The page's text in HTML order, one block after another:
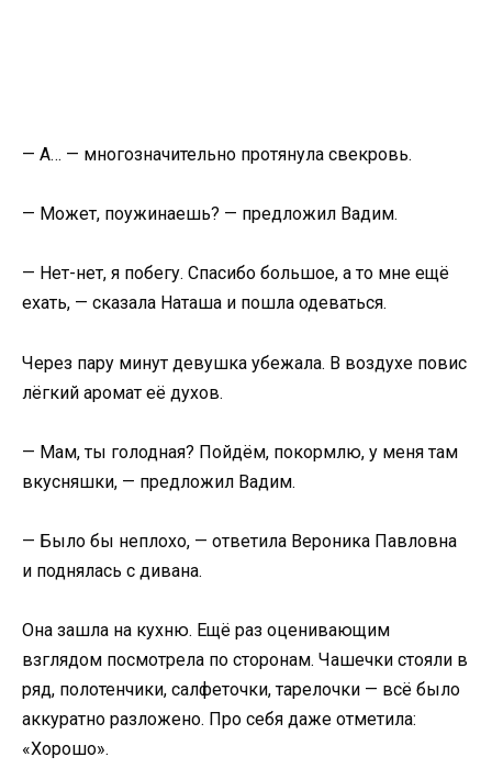
— А… — многозначительно протянула свекровь.
— Может, поужинаешь? — предложил Вадим.
— Нет-нет, я побегу. Спасибо большое, а то мне ещё
ехать, — сказала Наташа и пошла одеваться.
Через пару минут девушка убежала. В воздухе повис
лёгкий аромат её духов.
— Мам, ты голодная? Пойдём, покормлю, у меня там
вкусняшки, — предложил Вадим.
— Было бы неплохо, — ответила Вероника Павловна
и поднялась с дивана.
Она зашла на кухню. Ещё раз оценивающим
взглядом посмотрела по сторонам. Чашечки стояли в
ряд, полотенчики, салфеточки, тарелочки — всё было
аккуратно разложено. Про себя даже отметила:
«Хорошо».